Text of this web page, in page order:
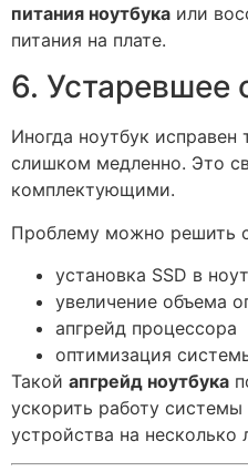
питания ноутбука или
питания на плате.
6. Устаревшее
Иногда ноутбук исправен
слишком медленно. Это
комплектующими.
Проблему можно решить
установка SSD в
увеличение объема
апгрейд процессора
оптимизация
Такой апгрейд ноутбука
ускорить работу
устройства на несколько